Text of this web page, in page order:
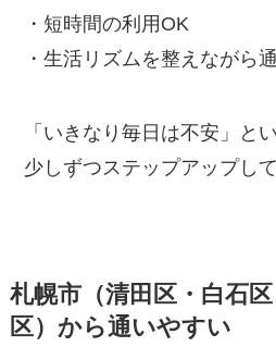
・短時間の利用OK
・生活リズムを整えながら
「いきなり毎日は不安」と
少しずつステップアップし
札幌市（清田区・白石
区）から通いやすい